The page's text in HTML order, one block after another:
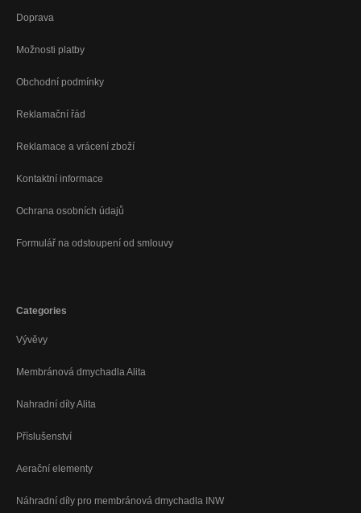
Doprava
Možnosti platby
Obchodní podmínky
Reklamační řád
Reklamace a vrácení zboží
Kontaktní informace
Ochrana osobních údajů
Formulář na odstoupení od smlouvy
Categories
Vývěvy
Membránová dmychadla Alita
Nahradní díly Alita
Příslušenství
Aerační elementy
Náhradní díly pro membránová dmychadla INW